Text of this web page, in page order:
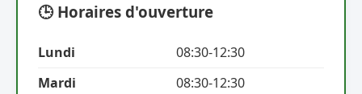
🕒 Horaires d'ouverture
Lundi
08:30-12:30
Mardi
08:30-12:30